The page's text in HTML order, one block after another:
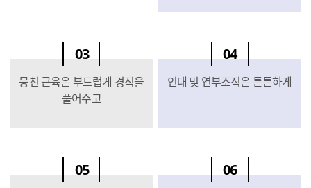
03
뭉친 근육은 부드럽게 경직을
풀어주고
04
인대 및 연부조직은 튼튼하게
05 06